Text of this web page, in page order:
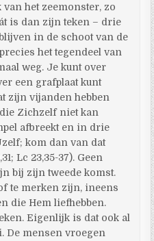
het zeemonster, zo
is dan zijn teken – drie
in de schoot van de
het tegendeel van
weg. Je kunt over
een grafplaat kunt
zijn vijanden hebben
Zichzelf niet kan
afbreekt en in drie
kom dan van dat
Lc 23,35-37). Geen
bij zijn tweede komst.
te merken zijn, ineens
die Hem liefhebben.
Eigenlijk is dat ook al
De mensen vroegen